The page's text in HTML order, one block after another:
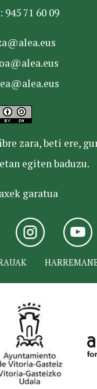
71 60 09
zara, beti ere,
egiten baduzu.
garatua